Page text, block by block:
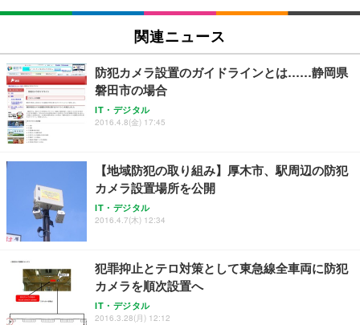
関連ニュース
防犯カメラ設置のガイドラインとは……静岡県
磐田市の場合
IT・デジタル
2016.4.8(金) 17:45
【地域防犯の取り組み】厚木市、駅周辺の防犯
カメラ設置場所を公開
IT・デジタル
2016.4.7(木) 12:34
犯罪抑止とテロ対策として東急線全車両に防犯
カメラを順次設置へ
IT・デジタル
2016.3.28(月) 12:12